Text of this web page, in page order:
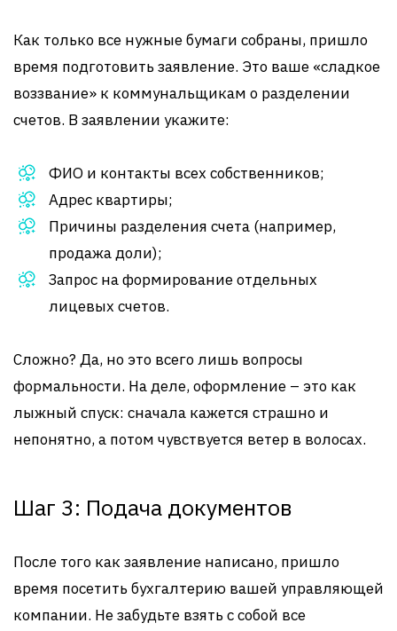
Как только все нужные бумаги собраны, пришло
время подготовить заявление. Это ваше «сладкое
воззвание» к коммунальщикам о разделении
счетов. В заявлении укажите:
ФИО и контакты всех собственников;
Адрес квартиры;
Причины разделения счета (например,
продажа доли);
Запрос на формирование отдельных
лицевых счетов.
Сложно? Да, но это всего лишь вопросы
формальности. На деле, оформление – это как
лыжный спуск: сначала кажется страшно и
непонятно, а потом чувствуется ветер в волосах.
Шаг 3: Подача документов
После того как заявление написано, пришло
время посетить бухгалтерию вашей управляющей
компании. Не забудьте взять с собой все